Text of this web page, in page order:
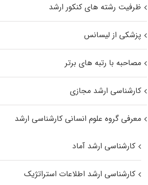
ظرفیت رشته های کنکور ارشد
پزشکی از لیسانس
مصاحبه با رتبه های برتر
کارشناسی ارشد مجازی
معرفی گروه علوم انسانی کارشناسی ارشد
کارشناسی ارشد آماد
کارشناسی ارشد اطلاعات استراتژیک